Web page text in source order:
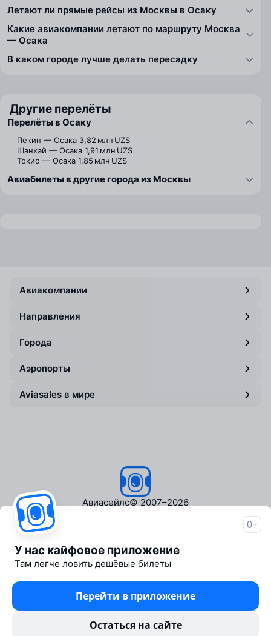
Летают ли прямые рейсы из Москвы в Осаку
Какие авиакомпании летают по маршруту Москва
— Осака
В каком городе лучше делать пересадку
Другие перелёты
Перелёты в Осаку
Пекин — Осака 3,82 млн UZS
Шанхай — Осака 1,91 млн UZS
Токио — Осака 1,85 млн UZS
Авиабилеты в другие города из Москвы
Авиакомпании
Направления
Города
Аэропорты
Aviasales в мире
Авиасейлс© 2007–2026
Пресс‑центр
Travelpayouts
Партнёрская программа
Медиа Yo'lovchi
Трэвел‑медиа Aviasales.uz
0+
У нас кайфовое приложение
Там легче ловить дешёвые билеты
Перейти в приложение
Остаться на сайте